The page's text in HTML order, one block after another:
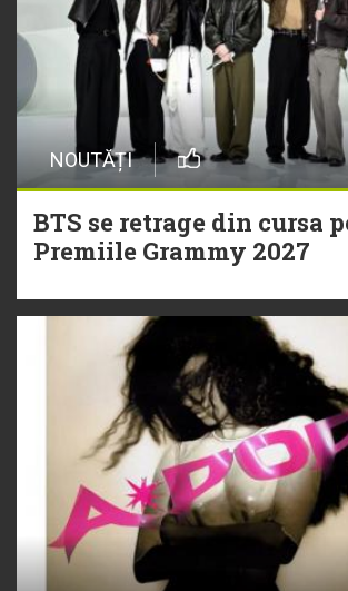
NOUTĂȚI
BTS se retrage din cursa
Premiile Grammy 2027